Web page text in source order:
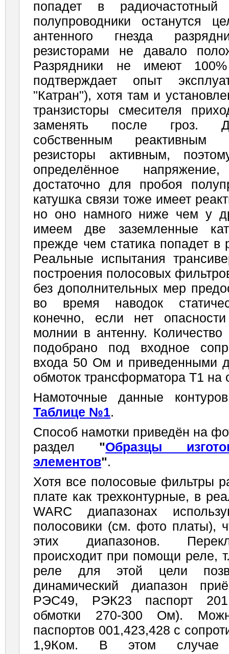
попадет в
полупроводники останутся
антенного гнезда
резисторами не давало
Разрядники не имеют
подтверждает опыт
"Катран"), хотя там и
транзисторы смесителя
заменять после гроз.
собственным реактивным
резисторы активным,
определённое
достаточно для пробоя
катушка связи тоже имеет
но оно намного ниже чем у
имеем две заземленные
прежде чем статика попадет в
Реальные испытания
построения полосовых
без дополнительных мер
во время наводок
конечно, если нет
молнии в антенну. Количество
подобрано под входное
входа 50 Ом и приведенными
обмоток трансформатора Т1 на
Намоточные данные
Таблице №1.
Способ намотки приведён на
раздел "Образцы
элементов".
Хотя все полосовые фильтры
плате как трехконтурные, в
WARC диапазонах
полосовики (см. фото платы),
этих диапазонов.
происходит при помощи реле,
реле для этой цели
динамический диапазон
РЭС49, РЭК23 паспорт
обмотки 270-300 Ом).
паспортов 001,423,428 с
1,9Ком. В этом случае